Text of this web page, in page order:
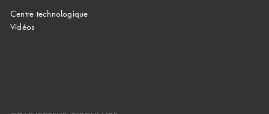
Centre technologique
Vidéos